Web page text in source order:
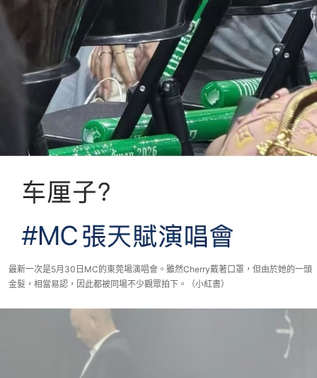
最新一次是5月30日MC的東莞場演唱會。雖然Cherry戴著口罩，但由於她的一頭
金髮，相當易認，因此都被同場不少觀眾拍下。（小紅書）